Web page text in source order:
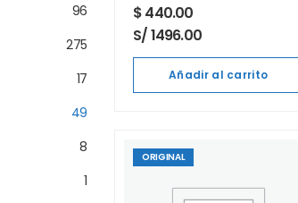
96
275
17
49
8
1
$440.00
S/ 1496.00
Añadir al carrito
ORIGINAL